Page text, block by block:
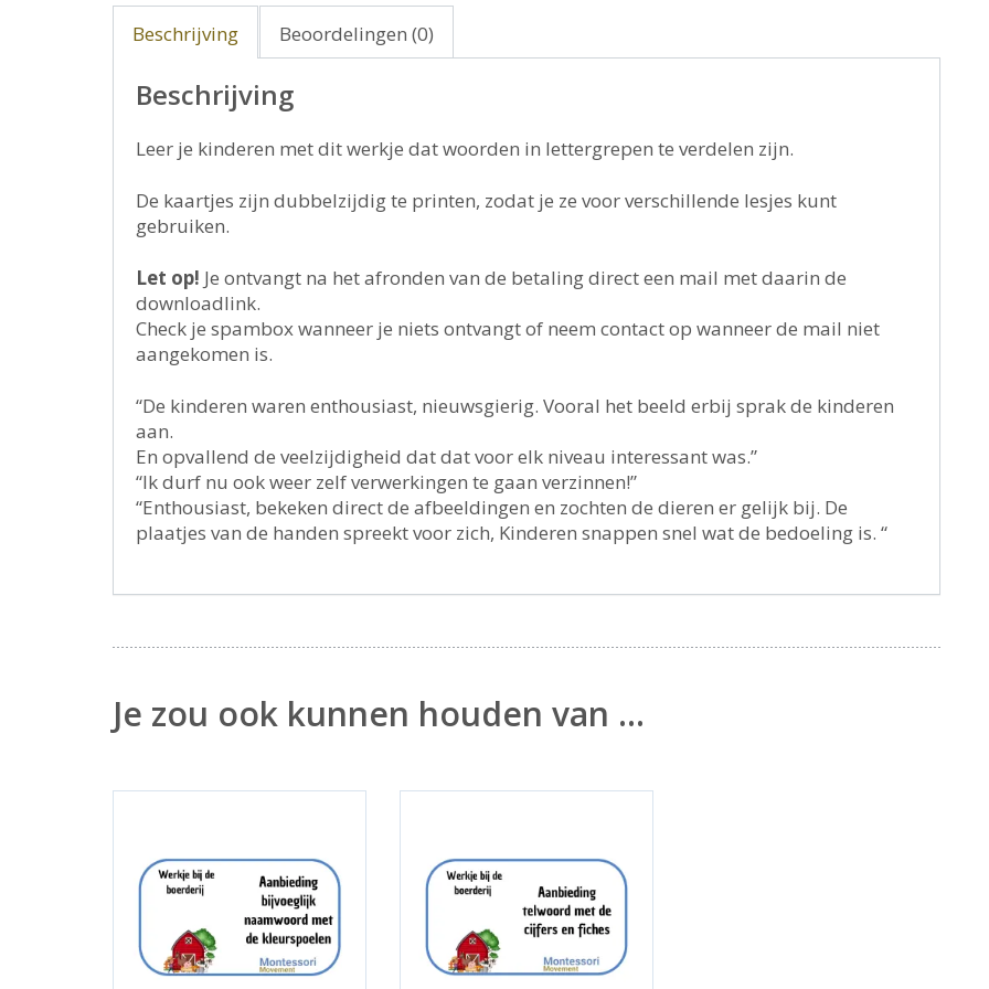
Beschrijving Beoordelingen (0)
Beschrijving
Leer je kinderen met dit werkje dat woorden in lettergrepen te verdelen zijn.
De kaartjes zijn dubbelzijdig te printen, zodat je ze voor verschillende lesjes kunt
gebruiken.
Let op! Je ontvangt na het afronden van de betaling direct een mail met daarin de
downloadlink.
Check je spambox wanneer je niets ontvangt of neem contact op wanneer de mail niet
aangekomen is.
“De kinderen waren enthousiast, nieuwsgierig. Vooral het beeld erbij sprak de kinderen
aan.
En opvallend de veelzijdigheid dat dat voor elk niveau interessant was.”
“Ik durf nu ook weer zelf verwerkingen te gaan verzinnen!”
“Enthousiast, bekeken direct de afbeeldingen en zochten de dieren er gelijk bij. De
plaatjes van de handen spreekt voor zich, Kinderen snappen snel wat de bedoeling is. “
Je zou ook kunnen houden van …